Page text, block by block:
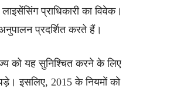
प्राधिकारी का विवेक।
प्रदर्शित करते हैं।
को यह सुनिश्चित करने के लिए
पड़े। इसलिए, 2015 के नियमों को